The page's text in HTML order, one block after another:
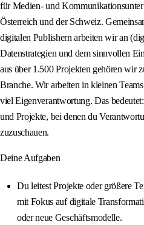
für Medien- und
Österreich und der Schweiz.
digitalen Publishern arbeiten wir an
Datenstrategien und dem sinnvollen
aus über 1.500 Projekten gehören wir
Branche. Wir arbeiten in kleinen
viel Eigenverantwortung. Das
und Projekte, bei denen du
zuzuschauen.
Deine Aufgaben
Du leitest Projekte oder größere
mit Fokus auf digitale
oder neue Geschäftsmodelle.